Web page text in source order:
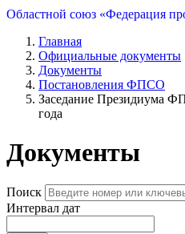
Областной союз «Федерация
Главная
Официальные документы
Документы
Постановления ФПСО
Заседание Президиума
года
Документы
Поиск
Интервал дат